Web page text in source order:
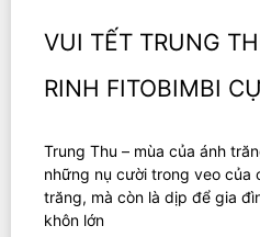
VUI TẾT TRUNG
RINH FITOBIMBI
Trung Thu – mùa của ánh
những nụ cười trong veo của
trăng, mà còn là dịp để gia
khôn lớn